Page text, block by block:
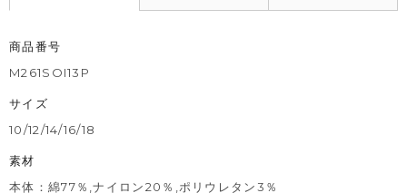
商品番号
M261SOI13P
サイズ
10/12/14/16/18
素材
本体：綿77％,ナイロン20％,ポリウレタン3％